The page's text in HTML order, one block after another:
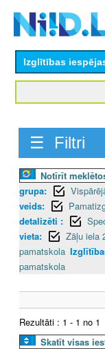
Izglītības
☰ Filtri
Notīrīt
grupa:
veids:
detalizēti :
vieta:
Zāļu iela
pamatskola
pamatskola
Rezultāti : 1 - 1 no 1
Skatīt visas